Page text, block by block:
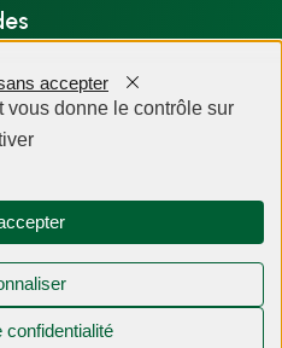
donne le contrôle sur
accepter
confidentialité